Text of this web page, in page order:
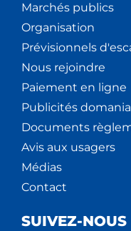
Marchés publics
Organisation
Prévisionnels
Nous rejoindre
Paiement en ligne
Publicités
Documents
Avis aux usagers
Médias
Contact
SUIVEZ-NOUS